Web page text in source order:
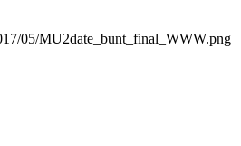
05/MU2date_bunt_final_WWW.png